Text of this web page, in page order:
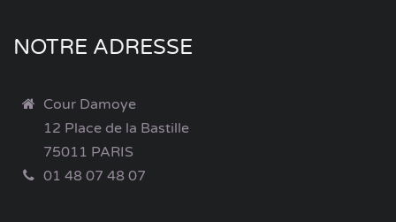
NOTRE ADRESSE
Cour Damoye
12 Place de la Bastille
75011 PARIS
01 48 07 48 07